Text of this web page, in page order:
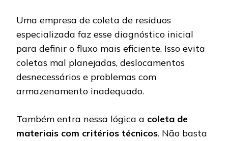
Uma empresa de coleta de resíduos
especializada faz esse diagnóstico inicial
para definir o fluxo mais eficiente. Isso evita
coletas mal planejadas, deslocamentos
desnecessários e problemas com
armazenamento inadequado.
Também entra nessa lógica a coleta de
materiais com critérios técnicos. Não basta